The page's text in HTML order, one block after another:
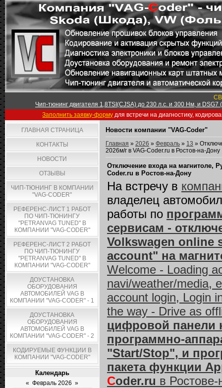
Чип-тюнинг двигателя 1,8TSI(CJSA) до 230 л.с. и 300 Нм, и
Заполнить заявку-форму для встречи на диагностику,
ГЛАВНАЯ СТРАНИЦА
КОНТАКТЫ
НОВОСТИ
ОТЗЫВЫ
ЧИП-ТЮНИНГ В КОМПАНИИ
"VAG-CODER"
РЕФЕРЕНС-ЛИСТ 1 РАБОТ
ПО ЧИП-ТЮНИНГУ
"PETRANVAG TUNED" В
КОМПАНИИ "VAG-CODER"
РЕФЕРЕНС-ЛИСТ 2 РАБОТ
ПО ЧИП-ТЮНИНГУ
"PETRANVAG TUNED" В
КОМПАНИИ "VAG-CODER"
ДОУСТАНОВКА
ОБОРУДОВАНИЯ
АВТОМОБИЛЕЙ VAG В
КОМПАНИИ "VAG-CODER" - 1
ДОУСТАНОВКА
ОБОРУДОВАНИЯ
АВТОМОБИЛЕЙ VAG В
КОМПАНИИ "VAG-CODER" - 2
КОДИРУЕМЫЕ ФУНКЦИИ В
КОМПАНИИ "VAG-CODER"
Календарь
« Февраль 2026 »
Новости компании "VAG-Coder"
Главная » 2026 » Февраль » 13 »
2026м/г в VAG-Coder.ru в Ростов-на-Дону
Отключение входа на магнитоле,
Coder.ru в Ростов-на-Дону
На встречу в
владелец
работы по
сервисам -
Volkswagen online
account" на
Welcome - Loading
navi/weather/media,
account login, Login
the way - Drive as
цифровой панели
программно-
"Start/Stop", и
пакета функции
Coder.ru в Ростове-